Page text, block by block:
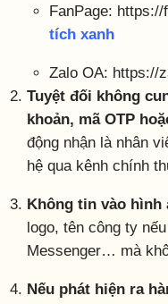
FanPage:
tích xanh
Zalo OA: https://
Tuyệt đối không
khoản, mã OTP
động nhận là nhân
hệ qua kênh chính
Không tin vào
logo, tên công ty
Messenger… mà
Nếu phát hiện ra